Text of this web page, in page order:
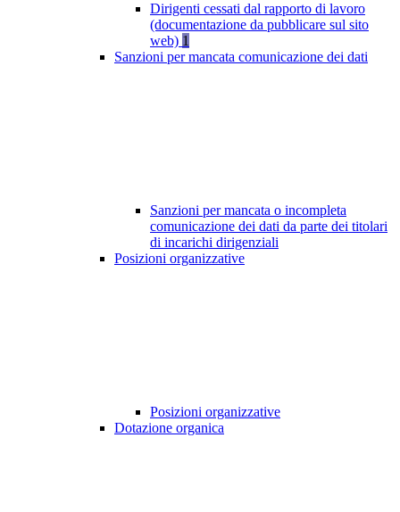
Dirigenti cessati dal rapporto di lavoro
(documentazione da pubblicare sul sito
web) 1
Sanzioni per mancata comunicazione dei dati
Sanzioni per mancata o incompleta
comunicazione dei dati da parte dei titolari
di incarichi dirigenziali
Posizioni organizzative
Posizioni organizzative
Dotazione organica